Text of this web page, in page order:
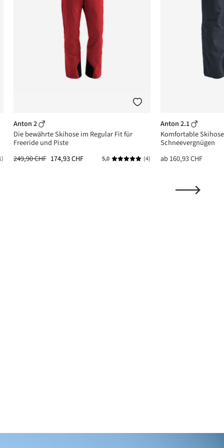
Bewertung von 5 von 5 Sternen
Anton 2
Die bewährte Skihose im Regular Fit für
Freeride und Piste
249,90 CHF 174,93 CHF 5,0 Durchschnittliche Bewertung
(4)
Anton 2.1
Komfortable
Schneevergnügen
ab160,93 CHF